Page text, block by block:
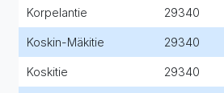
Korpelantie 29340
Koskin-Mäkitie 29340
Koskitie 29340